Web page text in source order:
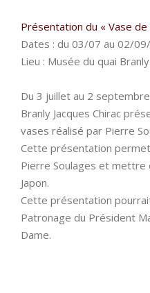
Présentation du « Vase
Dates : du 03/07 au 02/
Lieu : Musée du quai
Du 3 juillet au 2
Branly Jacques Chirac
vases réalisé par Pierre
Cette présentation
Pierre Soulages et mettre
Japon.
Cette présentation
Patronage du Président
Dame.